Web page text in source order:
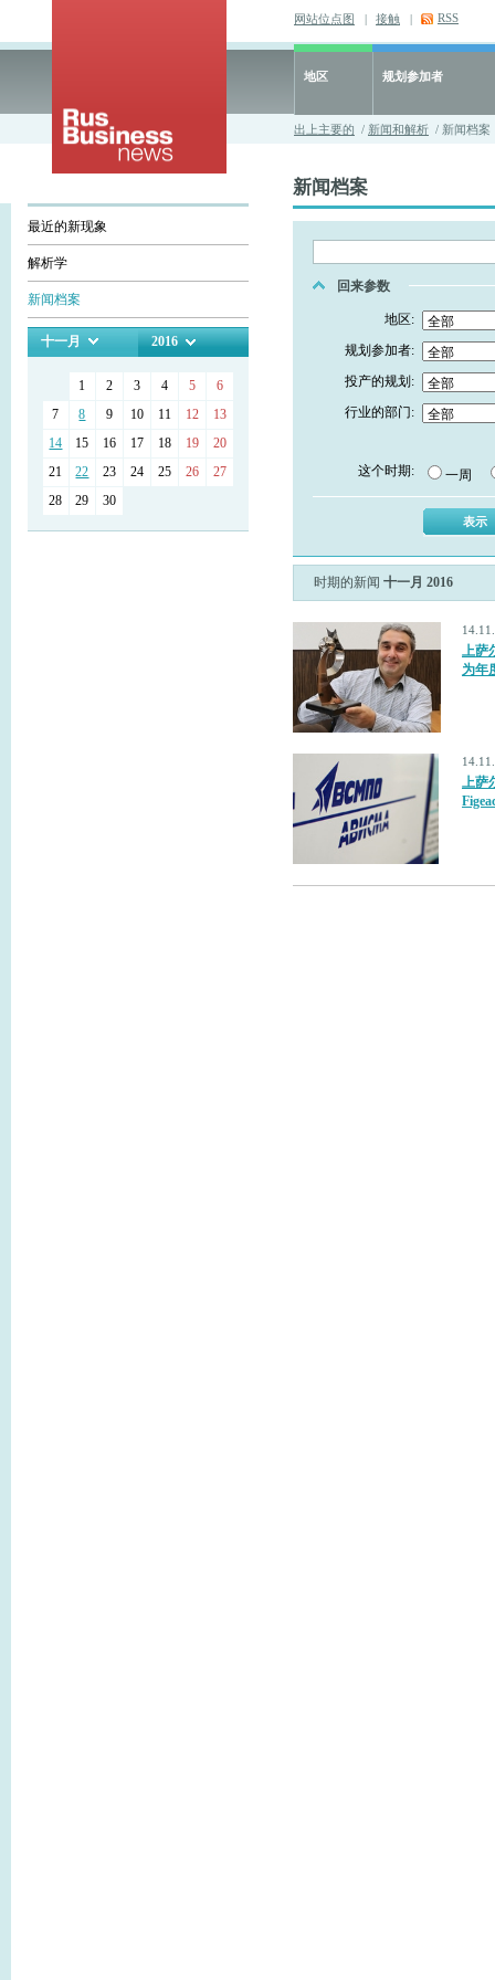
网站位点图 | 接触 | RSS
地区 规划参加者
出上主要的 / 新闻和解析 / 新闻档案
最近的新现象
解析学
新闻档案
十一月 2016
1 2 3 4 5
6
7
8 9 10 11 12
13
14
15 16 17 18 19
20
21
22 23 24 25 26
27
28
29 30
新闻档案
回来参数
地区:
规划参加者:
投产的规划:
行业的部门:
这个时期: 一周
时期的新闻 十一月 2016
上萨
为年
上萨